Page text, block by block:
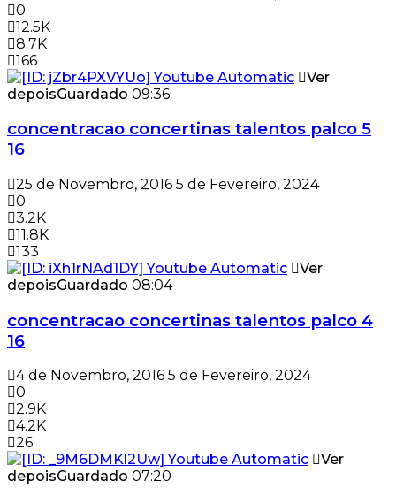
0
12.5K
8.7K
166
Ver
depoisGuardado 09:36
concentracao concertinas talentos palco 5
16
25 de Novembro, 2016 5 de Fevereiro, 2024
0
3.2K
11.8K
133
Ver
depoisGuardado 08:04
concentracao concertinas talentos palco 4
16
4 de Novembro, 2016 5 de Fevereiro, 2024
0
2.9K
4.2K
26
Ver
depoisGuardado 07:20